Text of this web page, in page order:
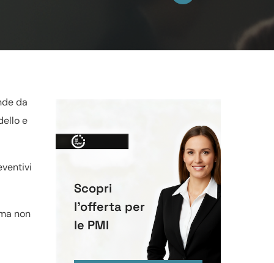
da
e
non
Scopri
l'offerta per
le PMI